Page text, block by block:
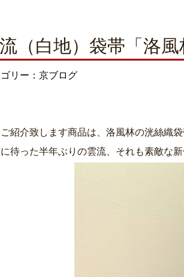
（白地）袋帯「洛風
リー：京ブログ
紹介致します商品は、洛風林の洸絲織
待った半年ぶりの雲流、それも素敵な